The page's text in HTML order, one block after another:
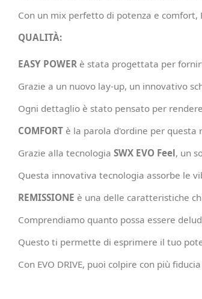
Con un mix perfetto di potenza e
QUALITÀ:
EASY POWER è stata progettata per
Grazie a un nuovo lay-up, un innovativo
Ogni dettaglio è stato pensato per
COMFORT è la parola d'ordine per
Grazie alla tecnologia SWX EVO Feel, un
Questa innovativa tecnologia assorbe le
REMISSIONE è una delle caratteristiche
Comprendiamo quanto possa essere
Questo ti permette di esprimere il tuo
Con EVO DRIVE, puoi colpire con più